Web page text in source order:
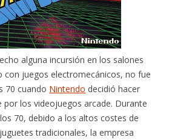
alguna incursión en los salones
con juegos electromecánicos, no fue
70 cuando Nintendo decidió hacer
por los videojuegos arcade. Durante
70, debido a los altos costes de
tradicionales, la empresa